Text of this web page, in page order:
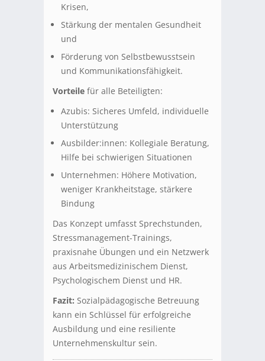
Krisen,
Stärkung der mentalen Gesundheit
und
Förderung von Selbstbewusstsein
und Kommunikationsfähigkeit.
Vorteile für alle Beteiligten:
Azubis: Sicheres Umfeld, individuelle
Unterstützung
Ausbilder:innen: Kollegiale Beratung,
Hilfe bei schwierigen Situationen
Unternehmen: Höhere Motivation,
weniger Krankheitstage, stärkere
Bindung
Das Konzept umfasst Sprechstunden,
Stressmanagement-Trainings,
praxisnahe Übungen und ein Netzwerk
aus Arbeitsmedizinischem Dienst,
Psychologischem Dienst und HR.
Fazit: Sozialpädagogische Betreuung
kann ein Schlüssel für erfolgreiche
Ausbildung und eine resiliente
Unternehmenskultur sein.